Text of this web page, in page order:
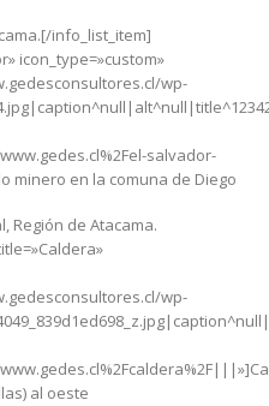
info_list_item]
icon_type=»custom»
wp-
salvador-
minero en la comuna de Diego
Región de Atacama.
wp-
al oeste